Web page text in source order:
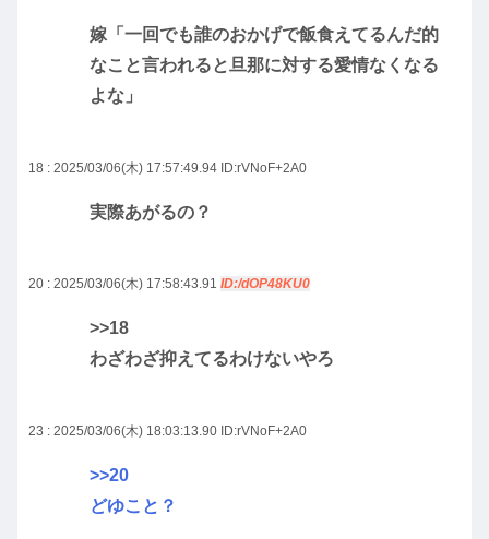
嫁「一回でも誰のおかげで飯食えてるんだ的
なこと言われると旦那に対する愛情なくなる
よな」
18 : 2025/03/06(木) 17:57:49.94 ID:rVNoF+2A0
実際あがるの？
20 : 2025/03/06(木) 17:58:43.91 ID:/dOP48KU0
>>18
わざわざ抑えてるわけないやろ
23 : 2025/03/06(木) 18:03:13.90 ID:rVNoF+2A0
>>20
どゆこと？